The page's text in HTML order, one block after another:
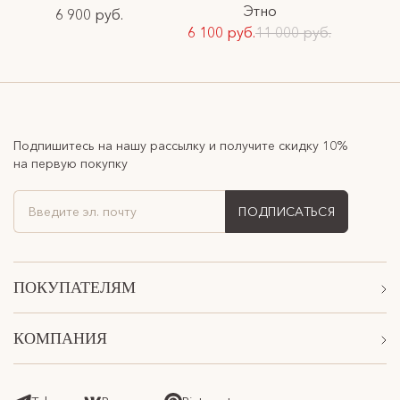
6 900 руб.
Этно
6 100 руб.11 000 руб.
ПОКУПАТЕЛЯМ
Акции
Подарочные сертификаты
КОМПАНИЯ
О Нас
Подпишитесь на нашу рассылку и получите скидку 10%
на первую покупку
ПОДПИСАТЬСЯ